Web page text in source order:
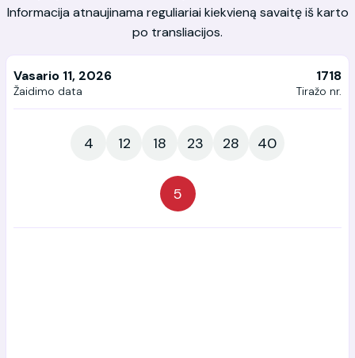
Informacija atnaujinama reguliariai kiekvieną savaitę iš karto
po transliacijos.
Vasario 11, 2026
Žaidimo data
1718
Tiražo nr.
4 12 18 23 28 40
5